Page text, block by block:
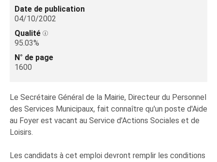
Date de publication
04/10/2002
Qualité
95.03%
N° de page
1600
Le Secrétaire Général de la Mairie, Directeur du Personnel
des Services Municipaux, fait connaître qu'un poste d'Aide
au Foyer est vacant au Service d'Actions Sociales et de
Loisirs.
Les candidats à cet emploi devront remplir les conditions